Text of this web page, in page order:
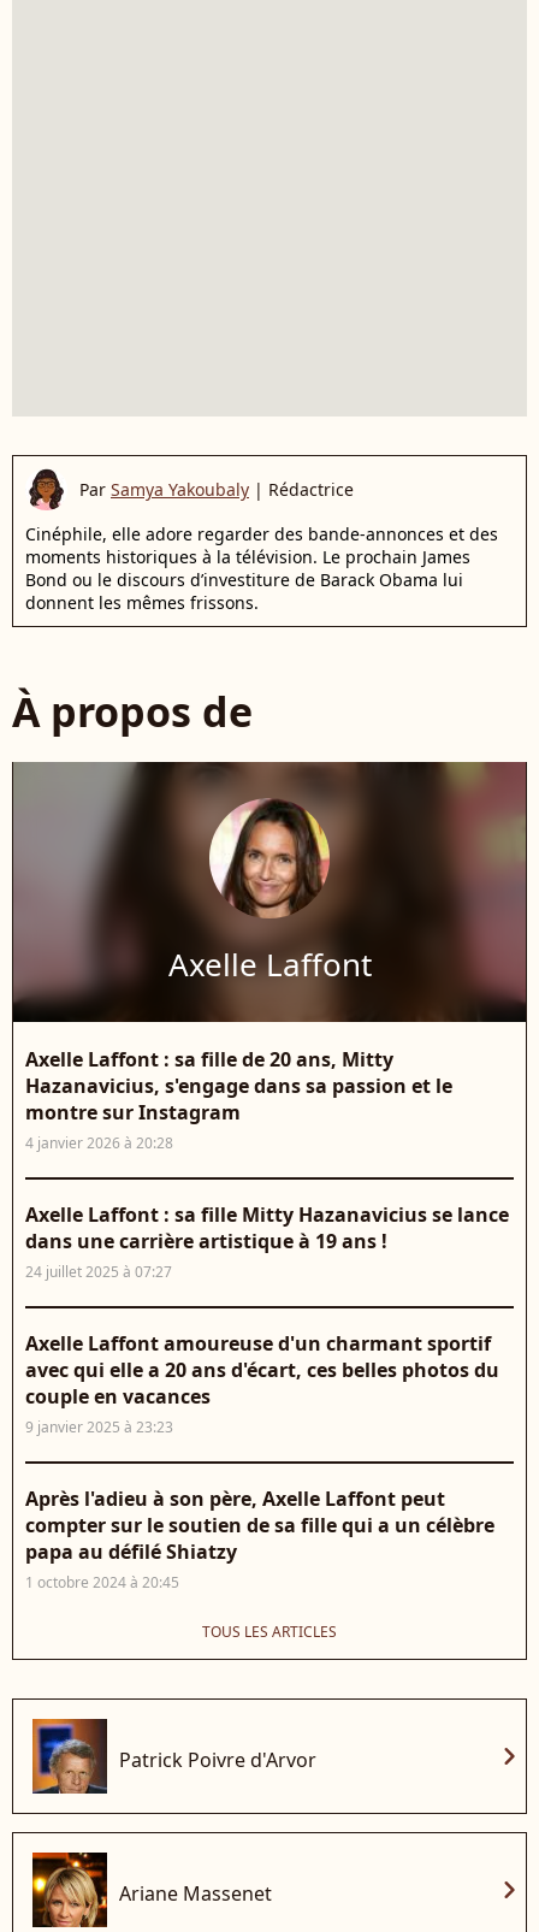
Par Samya Yakoubaly | Rédactrice
Cinéphile, elle adore regarder des bande-annonces et des
moments historiques à la télévision. Le prochain James
Bond ou le discours d’investiture de Barack Obama lui
donnent les mêmes frissons.
À propos de
Axelle Laffont
Axelle Laffont : sa fille de 20 ans, Mitty
Hazanavicius, s'engage dans sa passion et le
montre sur Instagram
4 janvier 2026 à 20:28
Axelle Laffont : sa fille Mitty Hazanavicius se lance
dans une carrière artistique à 19 ans !
24 juillet 2025 à 07:27
Axelle Laffont amoureuse d'un charmant sportif
avec qui elle a 20 ans d'écart, ces belles photos du
couple en vacances
9 janvier 2025 à 23:23
Après l'adieu à son père, Axelle Laffont peut
compter sur le soutien de sa fille qui a un célèbre
papa au défilé Shiatzy
1 octobre 2024 à 20:45
TOUS LES ARTICLES
Patrick Poivre d'Arvor chevron_right
Ariane Massenet chevron_right